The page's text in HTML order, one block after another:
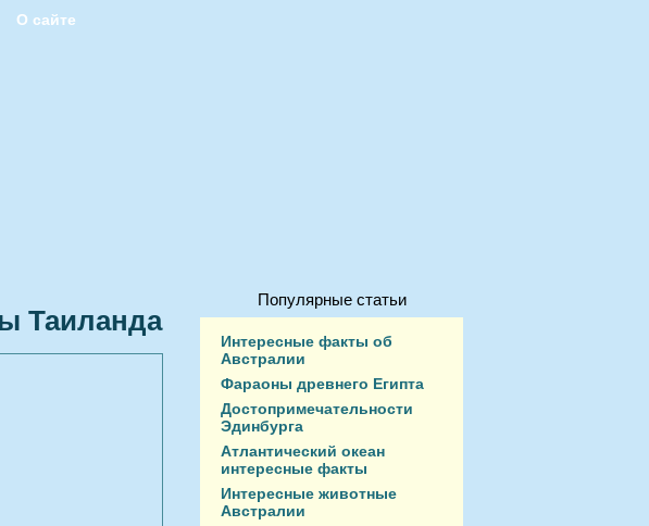
О сайте
Таиланда
Популярные статьи
Интересные факты об
Австралии
Фараоны древнего Египта
Достопримечательности
Эдинбурга
Атлантический океан
интересные факты
Интересные животные
Австралии